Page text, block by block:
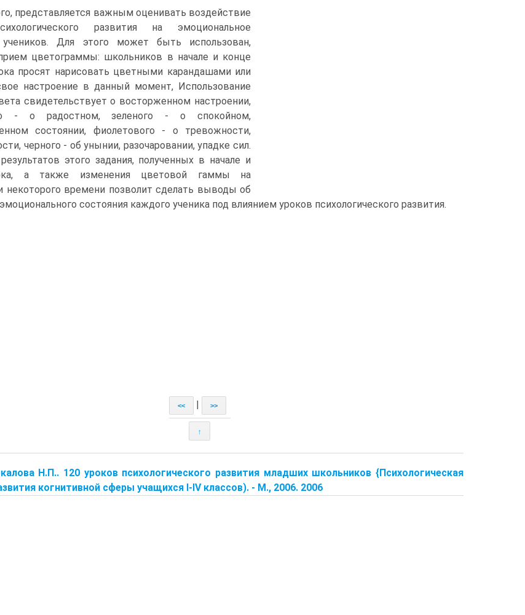
представляется важным оценивать воз­действие
развития на эмоцио­нальное
учеников. Для этого может быть ис­пользован,
цветограммы: школьников в начале и конце
просят нарисовать цветными карандашами или
настроение в данный момент, Использование
свиде­тельствует о восторженном настроении,
- о радостном, зеленого - о спокойном,
состоянии, фиолетового - о тревожности,
черного - об унынии, разочаровании, упадке сил.
этого задания, полученных в начале и
а также изменения цветовой гаммы на
некоторого времени позволит сделать выводы об
состоя­ния каждого ученика под влиянием уроков психологи­ческого развития.
<< >>
↑
Н.П.. 120 уроков психологического развития младших школьников {Психологическая
когнитивной сферы учащихся I-IV классов). - М., 2006. 2006